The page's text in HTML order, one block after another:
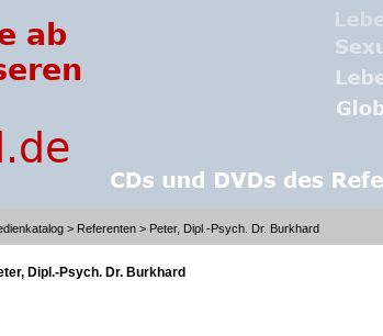
> Referenten > Peter, Dipl.-Psych. Dr. Burkhard
Dipl.-Psych. Dr. Burkhard